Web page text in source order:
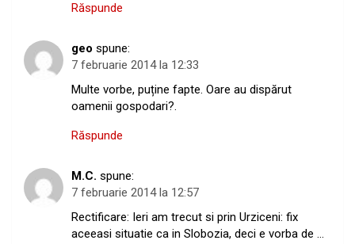
Răspunde
geo spune:
7 februarie 2014 la 12:33
Multe vorbe, puține fapte. Oare au dispărut
oamenii gospodari?.
Răspunde
M.C. spune:
7 februarie 2014 la 12:57
Rectificare: Ieri am trecut si prin Urziceni: fix
aceeasi situatie ca in Slobozia, deci e vorba de …